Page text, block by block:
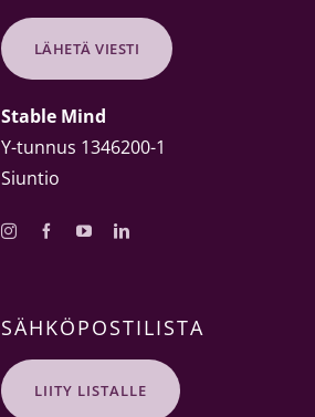
LÄHETÄ VIESTI
Stable Mind
Y-tunnus 1346200-1
Siuntio
SÄHKÖPOSTILISTA
LIITY LISTALLE